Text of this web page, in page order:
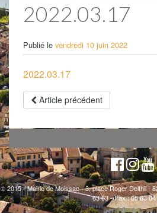
2022.03.17
Publié le vendredi 10 juin 2022
2022.03.17
Article précédent
© 2015 - Mairie de Moissac - 3, place Roger Delthil -
63 63 - Fax : 05 63